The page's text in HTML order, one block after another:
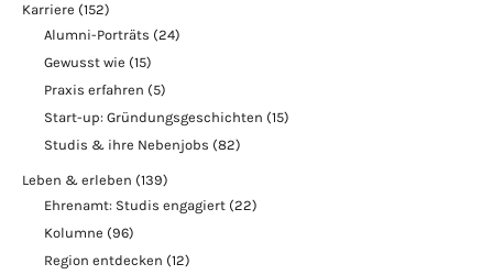
Karriere (152)
Alumni-Porträts (24)
Gewusst wie (15)
Praxis erfahren (5)
Start-up: Gründungsgeschichten (15)
Studis & ihre Nebenjobs (82)
Leben & erleben (139)
Ehrenamt: Studis engagiert (22)
Kolumne (96)
Region entdecken (12)